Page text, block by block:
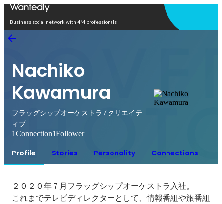
Business social network with 4M professionals
Nachiko
Kawamura
フラッグシップオーケストラ / クリエイテ
ィブ
1Connection1Follower
Profile Stories Personality Connections
２０２０年７月フラッグシップオーケストラ入社。
これまでテレビディレクターとして、情報番組や旅番組